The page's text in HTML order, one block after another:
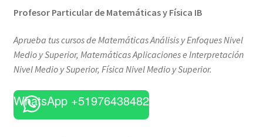
Profesor Particular de Matemáticas y Física IB
Aprueba tus cursos de Matemáticas Análisis y Enfoques Nivel
Medio y Superior, Matemáticas Aplicaciones e Interpretación
Nivel Medio y Superior, Física Nivel Medio y Superior.
WhatsApp +51976438482